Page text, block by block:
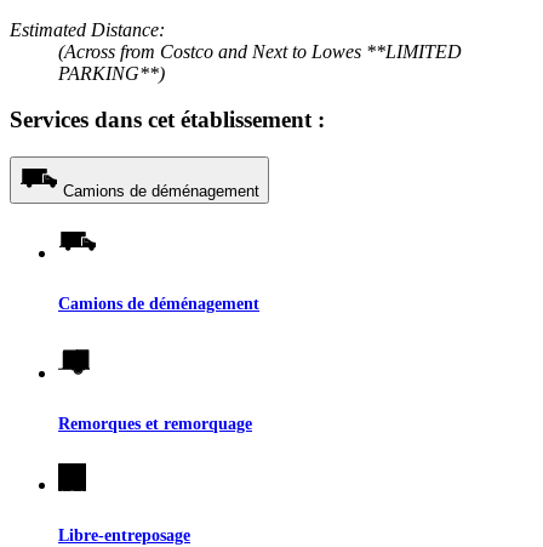
Estimated Distance:
(Across from Costco and Next to Lowes **LIMITED
PARKING**)
Services dans cet établissement :
Camions de déménagement
Camions de déménagement
Remorques et remorquage
Libre-entreposage